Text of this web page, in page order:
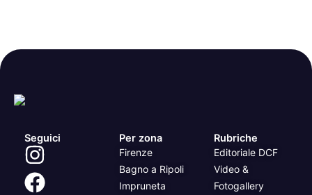
Seguici Per zona
Firenze
Bagno a Ripoli
Impruneta
Rubriche
Editoriale DCF
Video &
Fotogallery